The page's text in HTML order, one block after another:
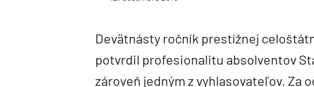
Devätnásty ročník prestížnej
potvrdil profesionalitu absolventov
zároveň jedným z vyhlasovateľov. Za